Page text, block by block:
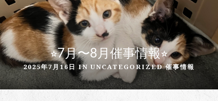
⭐︎7月〜8月催事情報⭐︎
2025年7月16日 INUNCATEGORIZED 催事情報